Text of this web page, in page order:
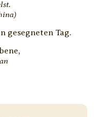
gesegneten Tag.